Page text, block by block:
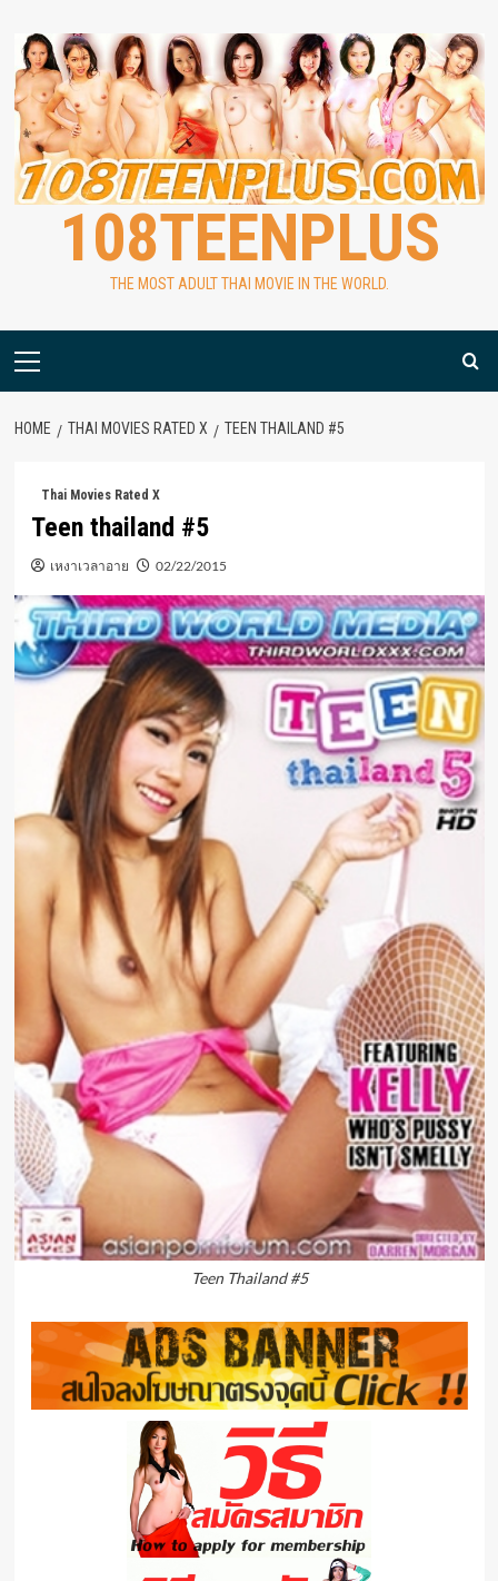
content
108TEENPLUS
THE MOST ADULT THAI MOVIE IN THE WORLD.
Primary
HOME THAI MOVIES RATED X TEEN THAILAND #5
Thai Movies Rated X
Teen thailand #5
เหงาเวลาอาย 02/22/2015
Teen Thailand #5